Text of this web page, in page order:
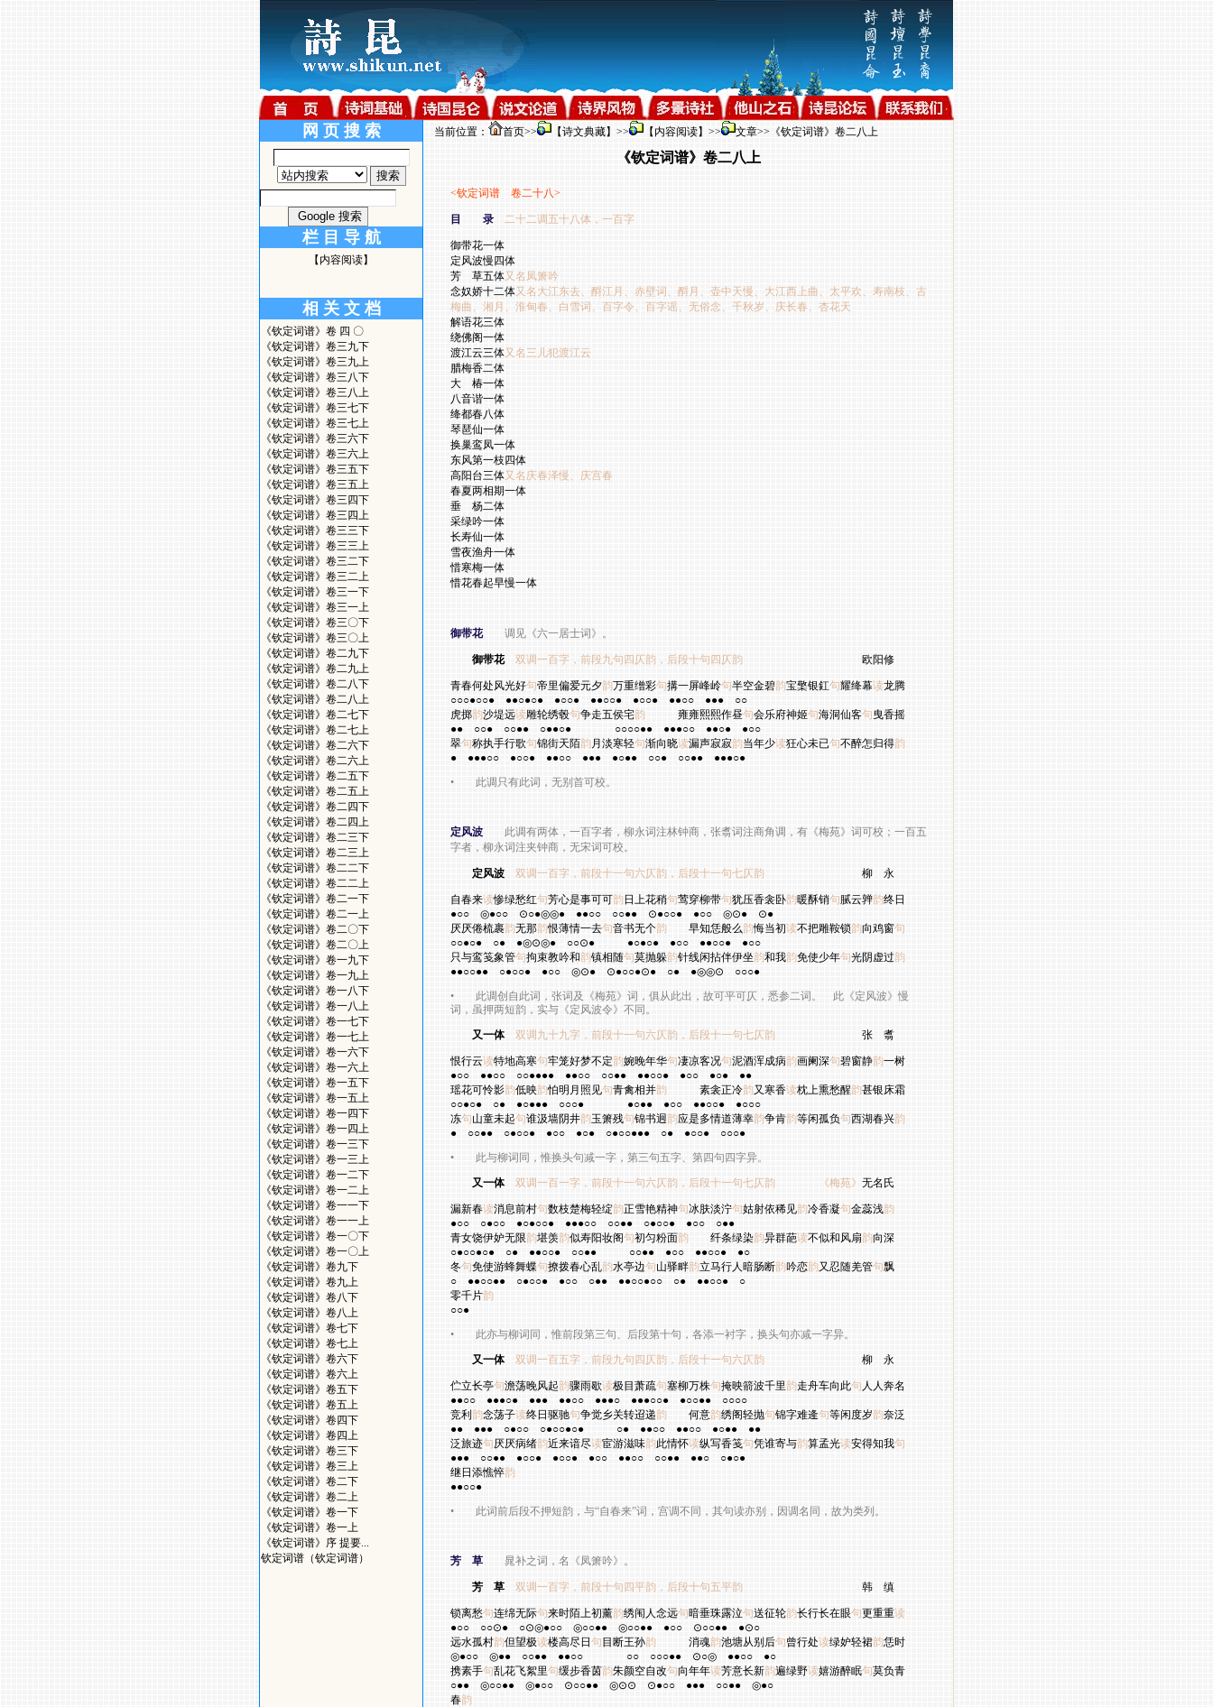
网 页 搜 索
栏 目 导 航
【内容阅读】
相 关 文 档
《钦定词谱》卷 四 〇
《钦定词谱》卷三九下
《钦定词谱》卷三九上
《钦定词谱》卷三八下
《钦定词谱》卷三八上
《钦定词谱》卷三七下
《钦定词谱》卷三七上
《钦定词谱》卷三六下
《钦定词谱》卷三六上
《钦定词谱》卷三五下
《钦定词谱》卷三五上
《钦定词谱》卷三四下
《钦定词谱》卷三四上
《钦定词谱》卷三三下
《钦定词谱》卷三三上
《钦定词谱》卷三二下
《钦定词谱》卷三二上
《钦定词谱》卷三一下
《钦定词谱》卷三一上
《钦定词谱》卷三〇下
《钦定词谱》卷三〇上
《钦定词谱》卷二九下
《钦定词谱》卷二九上
《钦定词谱》卷二八下
《钦定词谱》卷二八上
《钦定词谱》卷二七下
《钦定词谱》卷二七上
《钦定词谱》卷二六下
《钦定词谱》卷二六上
《钦定词谱》卷二五下
《钦定词谱》卷二五上
《钦定词谱》卷二四下
《钦定词谱》卷二四上
《钦定词谱》卷二三下
《钦定词谱》卷二三上
《钦定词谱》卷二二下
《钦定词谱》卷二二上
《钦定词谱》卷二一下
《钦定词谱》卷二一上
《钦定词谱》卷二〇下
《钦定词谱》卷二〇上
《钦定词谱》卷一九下
《钦定词谱》卷一九上
《钦定词谱》卷一八下
《钦定词谱》卷一八上
《钦定词谱》卷一七下
《钦定词谱》卷一七上
《钦定词谱》卷一六下
《钦定词谱》卷一六上
《钦定词谱》卷一五下
《钦定词谱》卷一五上
《钦定词谱》卷一四下
《钦定词谱》卷一四上
《钦定词谱》卷一三下
《钦定词谱》卷一三上
《钦定词谱》卷一二下
《钦定词谱》卷一二上
《钦定词谱》卷一一下
《钦定词谱》卷一一上
《钦定词谱》卷一〇下
《钦定词谱》卷一〇上
《钦定词谱》卷九下
《钦定词谱》卷九上
《钦定词谱》卷八下
《钦定词谱》卷八上
《钦定词谱》卷七下
《钦定词谱》卷七上
《钦定词谱》卷六下
《钦定词谱》卷六上
《钦定词谱》卷五下
《钦定词谱》卷五上
《钦定词谱》卷四下
《钦定词谱》卷四上
《钦定词谱》卷三下
《钦定词谱》卷三上
《钦定词谱》卷二下
《钦定词谱》卷二上
《钦定词谱》卷一下
《钦定词谱》卷一上
《钦定词谱》序 提要...
钦定词谱（钦定词谱）
当前位置： 首页>> 【诗文典藏】 >> 【内容阅读】 >> 文章>>《钦定词谱》卷二八上
《钦定词谱》卷二八上
<钦定词谱 卷二十八>
目 录 二十二调五十八体，一百字
御带花一体
定风波慢四体
芳 草五体又名凤箫吟
念奴娇十二体又名大江东去、酹江月、赤壁词、酹月、壶中天慢、大江西上曲、太平欢、寿南枝、古
梅曲、湘月、淮甸春、白雪词、百字令、百字谣、无俗念、千秋岁、庆长春、杏花天
解语花三体
绕佛阁一体
渡江云三体又名三儿犯渡江云
腊梅香二体
大 椿一体
八音谐一体
绛都春八体
琴琶仙一体
换巢鸾凤一体
东风第一枝四体
高阳台三体又名庆春泽慢、庆宫春
春夏两相期一体
垂 杨二体
采绿吟一体
长寿仙一体
雪夜渔舟一体
惜寒梅一体
惜花春起早慢一体
御带花 调见《六一居士词》。
御带花 双调一百字，前段九句四仄韵，后段十句四仄韵欧阳修
青春何处风光好句帝里偏爱元夕韵万重缯彩句搆一屏峰岭句半空金碧韵宝檠银釭句耀绛幕读龙腾
○○○●○○●
●●○●○● ●○○● ●●○○● ●○○● ●●○○ ●●●
○○
虎掷韵沙堤远读雕轮绣毂句争走五侯宅韵雍雍熙熙作昼句会乐府神姬句海洞仙客句曳香摇
●●
○○● ○○●● ○●●○● ○○○○●● ●●●○○ ●●○●
●○○
翠句称执手行歌句锦街天陌韵月淡寒轻句渐向晓读漏声寂寂韵当年少读狂心未已句不醉怎归得韵
●
●●●○○ ●○○● ●●○○ ●●● ●○●● ○○● ○○●●
●●●○●
•此调只有此词，无别首可校。
定风波
此调有两体，一百字者，柳永词注林钟商，张翥词注商角调，有《梅苑》词可校；一百五
字者，柳永词注夹钟商，无宋词可校。
定风波 双调一百字，前段十一句六仄韵，后段十一句七仄韵柳 永
自春来读惨绿愁红句芳心是事可可韵日上花稍句莺穿柳带句犹压香衾卧韵暖酥销句腻云亸韵终日
●○○
◎●○○ ⊙○●◎◎● ●●○○ ○○●● ⊙●○○● ●○○ ◎⊙●
⊙●
厌厌倦梳裹韵无那韵恨薄情一去句音书无个韵早知恁般么韵悔当初读不把雕鞍锁韵向鸡窗句
○○●○●
○● ●◎⊙◎● ○○⊙● ●○●○● ●○○ ●●○○●
●○○
只与鸾笺象管句拘束教吟和韵镇相随句莫抛躲韵针线闲拈伴伊坐韵和我韵免使少年句光阴虚过韵
●●○○●●
○●○○● ●○○ ◎⊙● ⊙●○○●⊙● ○● ●◎◎⊙
○○○●
•此调创自此词，张词及《梅苑》词，俱从此出，故可平可仄，悉参二词。 此《定风波》慢
词，虽押两短韵，实与《定风波令》不同。
又一体
双调九十九字，前段十一句六仄韵，后段十一句七仄韵张 翥
恨行云读特地高寒句牢笼好梦不定韵婉晚年华句凄凉客况句泥酒浑成病韵画阑深句碧窗静韵一树
●○○
●●○○ ○○●●●● ●●○○ ○○●● ●●○○● ●○○ ●○●
●●
瑶花可怜影韵低映韵怕明月照见句青禽相并韵素衾正冷韵又寒香读枕上熏愁醒韵甚银床霜
○○●○●
○● ●○●●● ○○○● ●○●● ●○○ ●●○○●
●○○○
冻句山童未起句谁汲墙阴井韵玉箫残句锦书迥韵应是多情道薄幸韵争肯韵等闲孤负句西湖春兴韵
●
○○●● ○●○○● ●○○ ●○● ○●○○●●● ○● ●○○●
○○○●
•此与柳词同，惟换头句减一字，第三句五字、第四句四字异。
又一体
双调一百一字，前段十一句六仄韵，后段十一句七仄韵 《梅苑》 无名氏
漏新春读消息前村句数枝楚梅轻绽韵正雪艳精神句冰肤淡泞句姑射依稀见韵冷香凝句金蕊浅韵
●○○
○●○○ ●○●○○● ●●●○○ ○○●● ○●○○● ●○○
○●●
青女饶伊妒无限韵堪羡韵似寿阳妆阁句初匀粉面韵纤条绿染韵异群葩读不似和风扇韵向深
○●○○●○●
○● ●●○○● ○○●● ○○●● ●○○ ●●○○●
●○
冬句免使游蜂舞蝶句撩拨春心乱韵水亭边句山驿畔韵立马行人暗肠断韵吟恋韵又忍随羌管句飘
○
●●○○●● ○●○○● ●○○ ○●● ●●○○●○○ ○● ●●○○●
○
零千片韵
○○●
•此亦与柳词同，惟前段第三句、后段第十句，各添一衬字，换头句亦减一字异。
又一体
双调一百五字，前段九句四仄韵，后段十一句六仄韵柳 永
伫立长亭句澹荡晚风起韵骤雨歇读极目萧疏句塞柳万株句掩映箭波千里韵走舟车向此句 人人奔名
●●○○
●●●○● ●●● ●●○○ ●●●○ ●●●○○● ●○○●●
○○○○
竞利 韵念荡子读终日驱驰句争觉乡关转迢递韵何意韵绣阁轻抛句锦字难逄句等闲度岁韵奈泛
●●
●●● ○●○○ ○●○○●○● ○● ●●○○ ●●○○ ●○●●
●●
泛旅迹句厌厌病绪韵近来谙尽读宦游滋味韵此情怀读纵写香笺句凭谁寄与韵算孟光读安得知我句
●●●
○○●● ●○○● ●○○● ●○○ ●●○○ ○○●● ●●○
○●○●
继日添憔悴韵
●●○○●
•此词前后段不押短韵，与“自春来”词，宫调不同，其句读亦别，因调名同，故为类列。
芳 草 晁补之词，名《凤箫吟》。
芳 草 双调一百字，前段十句四平韵，后段十句五平韵韩 缜
锁离愁句连绵无际句来时陌上初薰韵绣闱人念远句暗垂珠露泣句送征轮韵长行长在眼句更重重读
●○○
○○⊙● ○⊙◎●○○ ◎○○●● ◎○○●● ●○○ ⊙○○●●
●⊙○
远水孤村韵但望极读楼高尽日 句 目断王孙韵消魂韵池塘从别后句曾行处读绿妒轻裙韵恁时
◎●○○
◎●● ○○●● ●●○○ ○○ ○○○●● ⊙○◎ ●●○○
●○
携素手句乱花飞絮里句缓步香茵韵朱颜空自改句向年年读芳意长新韵遍绿野读嬉游醉眠句莫负青
○●●
◎○○●● ◎●○○ ⊙○○●● ◎⊙⊙ ⊙●○○ ●●● ○○●●
◎●○
春韵